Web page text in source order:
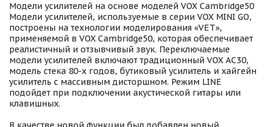
Модели усилителей на основе моделей VOX Cambridge50
Модели усилителей, используемые в серии VOX MINI GO,
построены на технологии моделирования «VET»,
применяемой в VOX Cambridge50, которая обеспечивает
реалистичный и отзывчивый звук. Переключаемые
модели усилителей включают традиционный VOX AC30,
модель стека 80-х годов, бутиковый усилитель и хайгейн
усилитель с массивным дисторшном. Режим LINE
подойдет при подключении акустической гитары или
клавишных.